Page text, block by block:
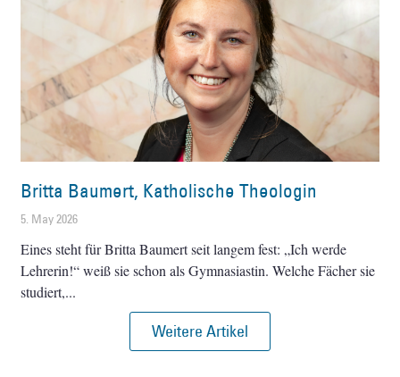
Britta Baumert, Katholische Theologin
5. May 2026
Eines steht für Britta Baumert seit langem fest: „Ich werde
Lehrerin!“ weiß sie schon als Gymnasiastin. Welche Fächer sie
studiert,
Weitere Artikel